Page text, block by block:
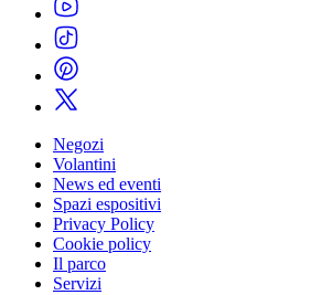
Negozi
Volantini
News ed eventi
Spazi espositivi
Privacy Policy
Cookie policy
Il parco
Servizi